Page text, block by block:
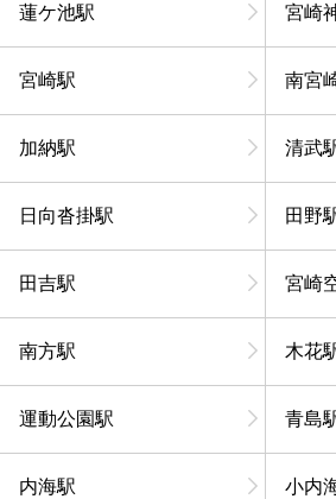
蓮ケ池駅 宮崎
宮崎駅 南宮
加納駅 清武
日向沓掛駅 田野
田吉駅 宮崎
南方駅 木花
運動公園駅 青島
内海駅 小内